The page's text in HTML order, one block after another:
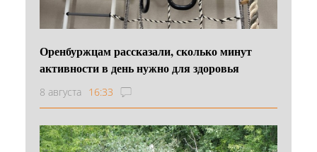
Оренбуржцам рассказали, сколько минут
активности в день нужно для здоровья
8 августа 16:33